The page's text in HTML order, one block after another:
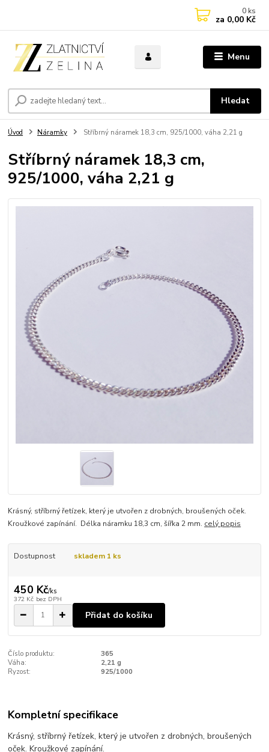
Menu
Hledat
0 ks
za 0,00 Kč
Úvod Náramky Stříbrný náramek 18,3 cm, 925/1000, váha 2,21 g
Stříbrný náramek 18,3 cm,
925/1000, váha 2,21 g
Krásný, stříbrný řetízek, který je utvořen z drobných, broušených oček.
Kroužkové zapínání. Délka náramku 18,3 cm, šířka 2 mm. celý popis
Dostupnost skladem 1 ks
450 Kč/ks
372 Kč bez DPH
Přidat do košíku
Číslo produktu:
365
Váha:
2,21 g
Ryzost:
925/1000
Kompletní specifikace
Krásný, stříbrný řetízek, který je utvořen z drobných, broušených
oček. Kroužkové zapínání.